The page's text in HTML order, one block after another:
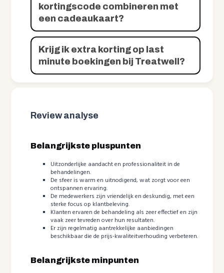
kortingscode combineren met
een cadeaukaart?
Krijg ik extra korting op last
minute boekingen bij Treatwell?
Review analyse
Belangrijkste pluspunten
Uitzonderlijke aandacht en professionaliteit in de
behandelingen.
De sfeer is warm en uitnodigend, wat zorgt voor een
ontspannen ervaring.
De medewerkers zijn vriendelijk en deskundig, met een
sterke focus op klantbeleving.
Klanten ervaren de behandeling als zeer effectief en zijn
vaak zeer tevreden over hun resultaten.
Er zijn regelmatig aantrekkelijke aanbiedingen
beschikbaar die de prijs-kwaliteitverhouding verbeteren.
Belangrijkste minpunten